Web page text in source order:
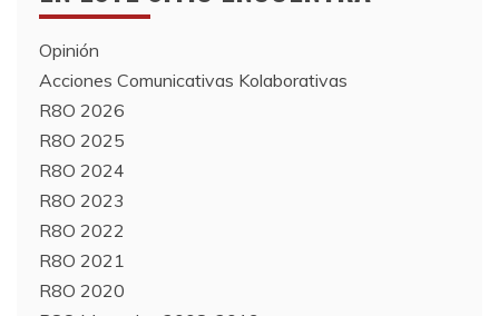
Opinión
Acciones Comunicativas Kolaborativas
R8O 2026
R8O 2025
R8O 2024
R8O 2023
R8O 2022
R8O 2021
R8O 2020